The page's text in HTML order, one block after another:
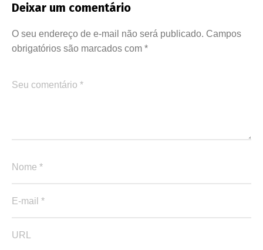
Deixar um comentário
O seu endereço de e-mail não será publicado. Campos
obrigatórios são marcados com *